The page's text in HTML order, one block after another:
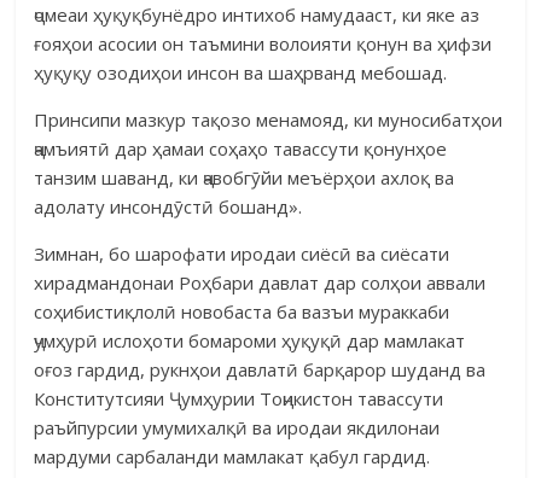
ҷомеаи ҳуқуқбунёдро интихоб намуда­аст, ки яке аз
ғояҳои асосии он таъмини волоияти қонун ва ҳифзи
ҳуқуқу озодиҳои инсон ва шаҳрванд мебошад.
Принсипи мазкур тақозо менамояд, ки муносибатҳои
ҷамъиятӣ дар ҳамаи соҳаҳо тавассути қонунҳое
танзим шаванд, ки ҷавобгӯйи меъёрҳои ахлоқ ва
адолату инсондӯстӣ бошанд».
Зимнан, бо шарофати иродаи сиёсӣ ва сиёсати
хирадмандонаи Роҳбари давлат дар солҳои аввали
соҳибистиқ­лолӣ новобаста ба вазъи мураккаби
ҷумҳурӣ ислоҳоти бомароми ҳуқуқӣ дар мамлакат
оғоз гардид, рукнҳои давлатӣ барқарор шуданд ва
Консти­тут­сияи Ҷумҳурии Тоҷикистон тавассути
раъйпурсии умумихалқӣ ва иродаи якдилонаи
мардуми сарбаланди мамлакат қабул гардид.